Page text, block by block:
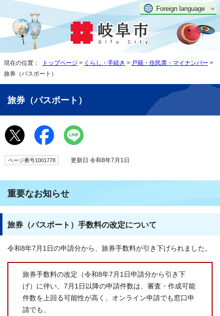
Foreign language
現在の位置： トップページ > くらし・手続き > 戸籍・住民票・マイナンバー >
旅券（パスポート）
旅券（パスポート）
ページ番号1001778 更新日 令和8年7月1日
重要なお知らせ
旅券（パスポート）手数料の改定について
令和8年7月1日の申請分から、旅券手数料が引き下げられました。
旅券手数料の改定（令和8年7月1日申請分から引き下
げ）に伴い、7月1日以降の申請件数は、審査・作成可能
件数を上回る可能性が高く、オンライン申請でも窓口申
請でも、